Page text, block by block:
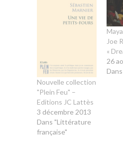
Nouvelle collection
"Plein Feu" –
Editions JC Lattès
3 décembre 2013
Dans "Littérature
française"
Joe
«
26